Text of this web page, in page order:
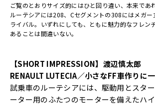
ご覧のとおりサイズ的にはひと回り違い、本来であ
ルーテシアには208、Cセグメントの308にはメガー
ライバル。いずれにしても、ともに魅力的なフレン
あることは間違いない。
【SHORT IMPRESSION】渡辺慎太郎
RENAULT LUTECIA／小さなFF車作りに
試乗車のルーテシアには、駆動用とスタ
ーター用のふたつのモーターを備えたハ